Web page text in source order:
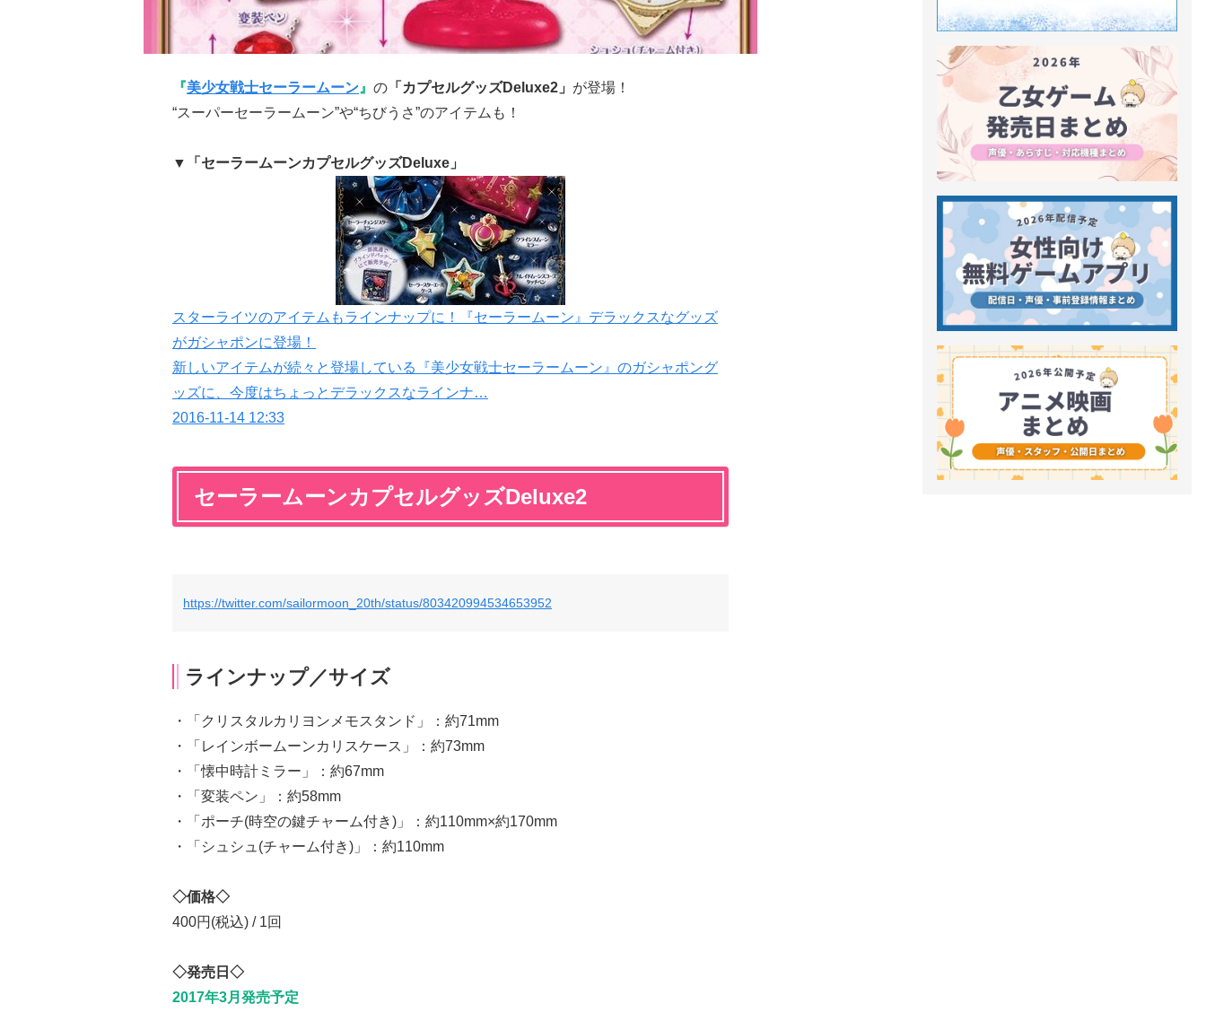
『美少女戦士セーラームーン 』 の 「カプセルグッズDeluxe2」 が登場！
“スーパーセーラームーン”や“ちびうさ”のアイテムも！
▼「セーラームーンカプセルグッズDeluxe」
スターライツのアイテムもラインナップに！『セーラームーン』デラックスなグッズ
がガシャポンに登場！
新しいアイテムが続々と登場している『美少女戦士セーラームーン』のガシャポング
ッズに、今度はちょっとデラックスなラインナ…
2016-11-14 12:33
セーラームーンカプセルグッズDeluxe2
https://twitter.com/sailormoon_20th/status/803420994534653952
ラインナップ／サイズ
・「クリスタルカリヨンメモスタンド」：約71mm
・「レインボームーンカリスケース」：約73mm
・「懐中時計ミラー」：約67mm
・「変装ペン」：約58mm
・「ポーチ(時空の鍵チャーム付き)」：約110mm×約170mm
・「シュシュ(チャーム付き)」：約110mm
◇価格◇
400円(税込) / 1回
◇発売日◇
2017年3月発売予定